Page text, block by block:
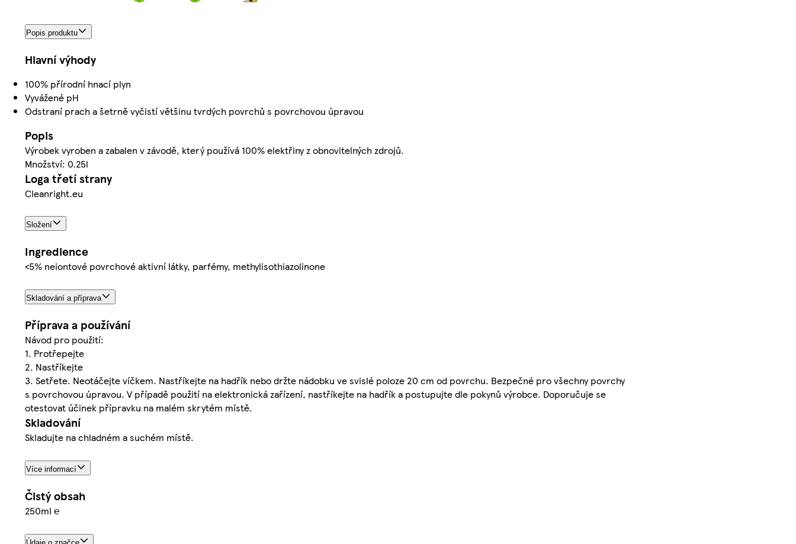
Popis produktu
Hlavní výhody
100% přírodní hnací plyn
Vyvážené pH
Odstraní prach a šetrně vyčistí většinu tvrdých povrchů s povrchovou úpravou
Popis
Výrobek vyroben a zabalen v závodě, který používá 100% elektřiny z obnovitelných zdrojů.
Množství: 0.25l
Loga třetí strany
Cleanright.eu
Složení
Ingredience
<5% neiontové povrchové aktivní látky, parfémy, methylisothiazolinone
Skladování a příprava
Příprava a používání
Návod pro použití:
1. Protřepejte
2. Nastříkejte
3. Setřete. Neotáčejte víčkem. Nastříkejte na hadřík nebo držte nádobku ve svislé poloze 20 cm od povrchu. Bezpečné pro všechny povrchy
s povrchovou úpravou. V případě použití na elektronická zařízení, nastříkejte na hadřík a postupujte dle pokynů výrobce. Doporučuje se
otestovat účinek přípravku na malém skrytém místě.
Skladování
Skladujte na chladném a suchém místě.
Více informací
Čistý obsah
250ml ℮